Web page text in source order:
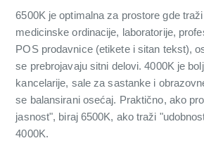
6500K je optimalna za prostore gde
medicinske ordinacije, laboratorije,
POS prodavnice (etikete i sitan tekst),
se prebrojavaju sitni delovi. 4000K je
kancelarije, sale za sastanke i
se balansirani osećaj. Praktično, ako
jasnost", biraj 6500K, ako traži
4000K.